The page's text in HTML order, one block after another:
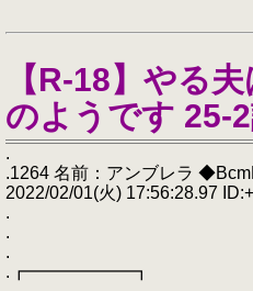
【R-18】やる
のようです 25-
.
.1264 名前：アンブレラ
2022/02/01(火) 17:56:28.97
.
.
.